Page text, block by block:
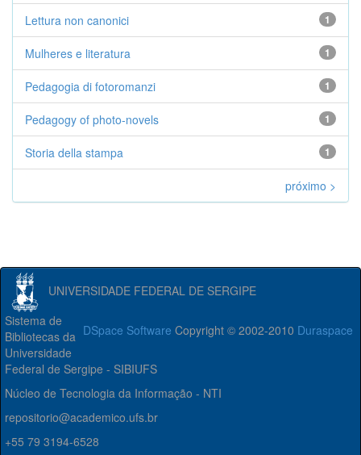
1
Lettura non canonici
1
Mulheres e literatura
1
Pedagogia di fotoromanzi
1
Pedagogy of photo-novels
1
Storia della stampa
próximo >
UNIVERSIDADE FEDERAL DE SERGIPE
DSpace Software Copyright © 2002-2010 Duraspace
Sistema de
Bibliotecas da
Universidade
Federal de Sergipe - SIBIUFS
Núcleo de Tecnologia da Informação - NTI
repositorio@academico.ufs.br
+55 79 3194-6528